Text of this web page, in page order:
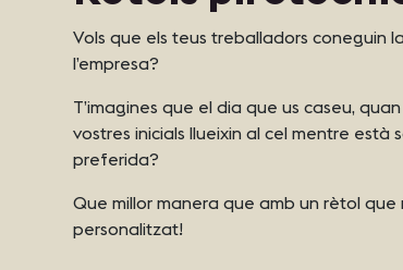
Vols que els teus treballadors coneguin
l’empresa?
T’imagines que el dia que us caseu,
vostres inicials llueixin al cel mentre està
preferida?
Que millor manera que amb un rètol
personalitzat!